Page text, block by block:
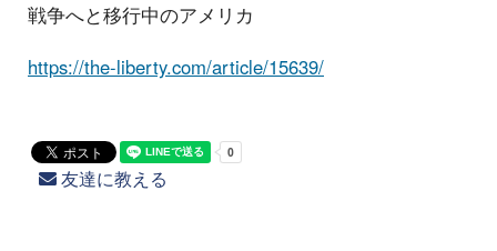
戦争へと移行中のアメリカ
https://the-liberty.com/article/15639/
友達に教える